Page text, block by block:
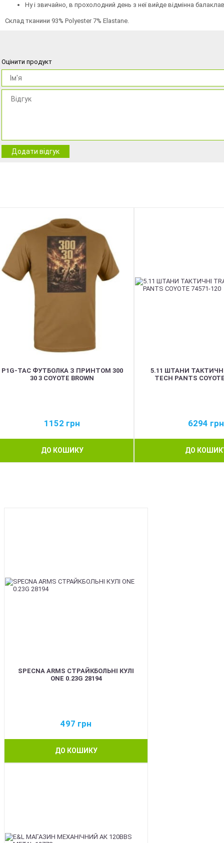
Ну і звичайно, в прохолодний день з неї вийде відмінна
Склад тканини 93% Polyester 7% Elastane.
Оцінити продукт
Додати відгук
P1G-TAC ФУТБОЛКА З ПРИНТОМ 300
30 3 COYOTE BROWN
1152 грн
ДО КОШИКУ
5.11 ШТАНИ ТАКТИЧНІ
TECH PANTS
6294 грн
ДО
SPECNA ARMS СТРАЙКБОЛЬНІ КУЛІ
ONE 0.23G 28194
497 грн
ДО КОШИКУ